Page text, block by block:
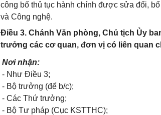
công bố thủ tục hành chính được sửa đổi,
và Công nghệ.
Điều 3. Chánh Văn phòng, Chủ tịch Ủy
trưởng các cơ quan, đơn vị có liên quan
Nơi nhận:
- Như Điều 3;
- Bộ trưởng (để b/c);
- Các Thứ trưởng;
- Bộ Tư pháp (Cục KSTTHC);